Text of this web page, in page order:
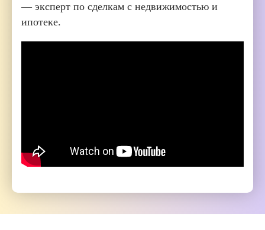
— эксперт по сделкам с недвижимостью и
ипотеке.